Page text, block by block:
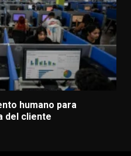
humano para
del cliente